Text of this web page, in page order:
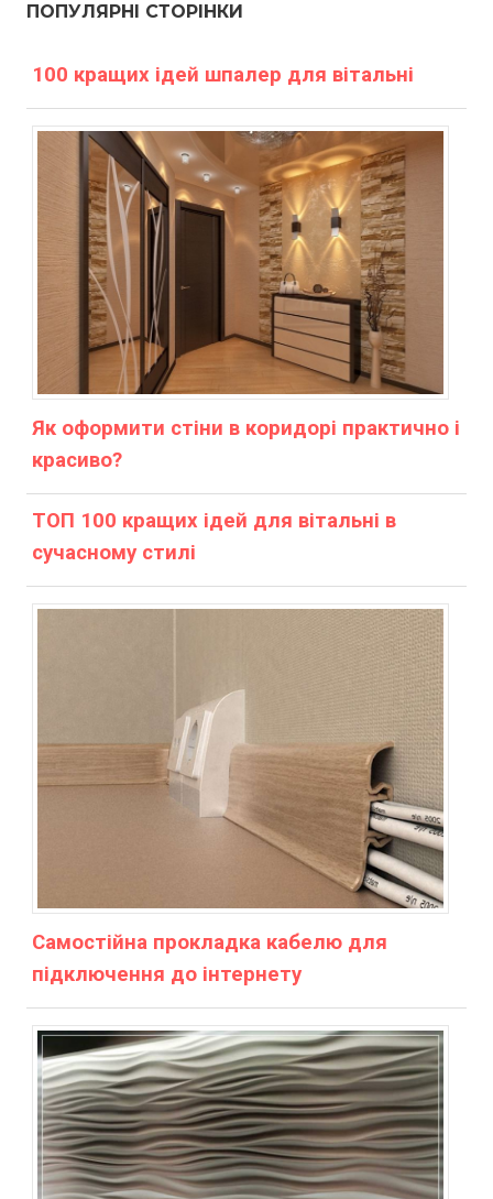
ПОПУЛЯРНІ СТОРІНКИ
100 кращих ідей шпалер для вітальні
Як оформити стіни в коридорі практично і
красиво?
ТОП 100 кращих ідей для вітальні в
сучасному стилі
Самостійна прокладка кабелю для
підключення до інтернету